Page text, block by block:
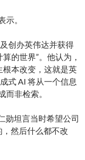
示。
创办英伟达并获得
的世界”。他认为，
根本改变，这就是英
式 AI 将从一个信息
而非检索。
勋坦言当时希望公司
然后什么都不改